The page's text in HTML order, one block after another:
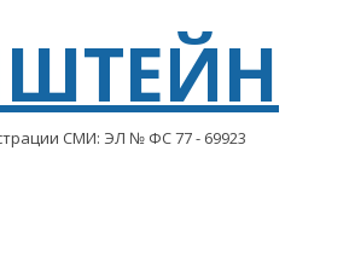
СМИ: ЭЛ № ФС 77 - 69923